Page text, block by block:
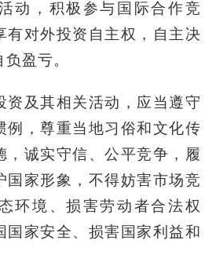
动，积极参与国际合作竞
有对外投资自主权，自主决
盈亏。
资及其相关活动，应当遵守
例，尊重当地习俗和文化传
，诚实守信、公平竞争，履
国家形象，不得妨害市场竞
环境、损害劳动者合法权
国家安全、损害国家利益和